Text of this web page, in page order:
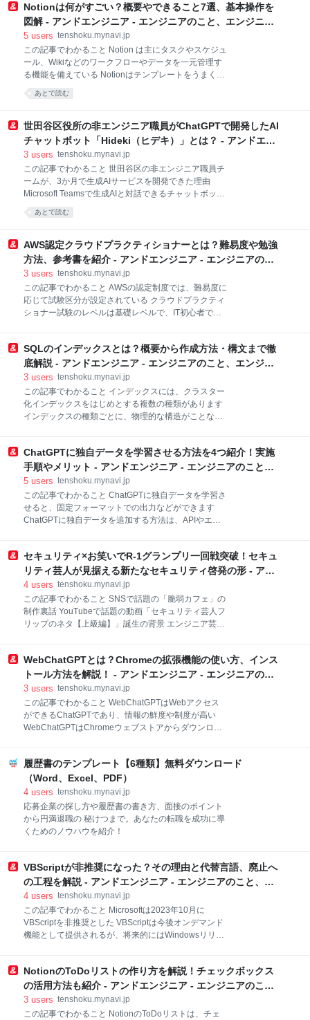
「長く働き続ける」とい
キュリティエンジニアに資格は必要か？ 2.セキュリテ
ィエンジニアの役割と仕事内容 2-1. セキュリティシス
テムの設計・実装 2-2. セキュリティ監視と脅威の対応
ィエンジニアにおすすめの資格8選 3-1. 情報セキュリ
ティマネジメント試験 3-2. CISCO技術者認定試験 3-3.
CompTIA Security+ 3-4. 情報処理安全確保支援士（登
録セキスペ） 3-5. CISM（Certified Infor
Notionは何がすごい？概要やできること7選、基本操作を
図解 - アンドエンジニア - エンジニアのこと、エンジニア
から。
5 users tenshoku.mynavi.jp
この記事でわかること Notion は主にタスクやスケジュ
ール、Wikiなどのワークフローやデータを一元管理す
る機能を備えている Notionはテンプレートをうまく活
用することで、できることが無限に広がる Notionは組
織や個人を問わず、タスクの管理や作業の効率化に有
Notionでできることとは？ 2-1. Notionの主な機能 2-2.
Notionの料金プラン 3. Notionのメリットとデメリット
3-1. Notionのデメリット 3-2. Notionのメリット 4.
クト管理 4-3. エンジニアリングWikiによる情報管理 4-
4. 議事録の作成・保管 4-5. ヘルプセンターの整備 4-6.
ドキュメント作成や管理 4-7. Notio
あとで読む
世田谷区役所の非エンジニア職員がChatGPTで開発したAI
チャットボット「Hideki（ヒデキ）」とは？ - アンドエン
ジニア - エンジニアのこと、エンジニアから。
3 users tenshoku.mynavi.jp
この記事でわかること 世田谷区の非エンジニア職員チ
ームが、3か月で生成AIサービスを開発できた理由
Microsoft Teamsで生成AIと対話できるチャットボット
を開発するまでの流れ 親しみやすいチャットボットの
キャラクター「Hideki」はどのように生まれたのか 世
生成AIによるチャットボット「Hideki」。区職員が通
常業務を兼務しながら、わずか3ヶ月という短期間で
全ての工程を完了させています。外部に作業を委託す
たのでしょうか。 本プロジェクトで直面した課題や運
用開始後の成果について、世田谷区 DX推進担当課の
井上翔さんに詳しく伺いました。記事の後半では、区
が誕生した背景についても紹介しています。 目次 1.
生成AIサービスを内
あとで読む
AWS認定クラウドプラクティショナーとは？難易度や勉強
方法、参考書を紹介 - アンドエンジニア - エンジニアのこ
と、エンジニアから。
3 users tenshoku.mynavi.jp
この記事でわかること AWSの認定制度では、難易度に
応じて試験区分が設定されている クラウドプラクティ
ショナー試験のレベルは基礎レベルで、IT初心者でも
きる企業選びなら、IT業界に精通した専任アドバイザ
ーのいるマイナビIT エージェントの利用をおすすめし
ます 【関連記事】AWS資格の難易度はどれくらい？内
容や初心者におすすめの勉強方法を解説 【関連記事】
AWS認定ソリューションアーキテクト-アソシエイト
とは？難易度と勉強方法を解説！ 【関連記事】AWS認
ラクティショナーとは 1-1. そもそもAWS認定とは 1-2.
AWS認定の想定スキルレベル 1-3. AWSのロール分類
とクラウドプ
SQLのインデックスとは？概要から作成方法・構文まで徹
底解説 - アンドエンジニア - エンジニアのこと、エンジニ
アから。
3 users tenshoku.mynavi.jp
この記事でわかること インデックスには、クラスター
化インデックスをはじめとする複数の種類があります
インデックスの種類ごとに、物理的な構造がことなり
クスとは？ 2. インデックスについて分かりやすく解説
2-1. SQLのインデックスの種類 2-2. インデックスの物
理的な構造について 3. インデックスを利用する目的 3-
1. パフォーマンスを向上させるため 3-2. データ検索が
より速くなる 4. SQLでのインデックス作成方法 4-1.
クラスター化インデックスの構文例 4-2. 非クラスター
ンデックスを使う際のポイント 5-1. SQL SELECTクエ
リの書きを
ChatGPTに独自データを学習させる方法を4つ紹介！実施
手順やメリット - アンドエンジニア - エンジニアのこと、
エンジニアから。
5 users tenshoku.mynavi.jp
この記事でわかること ChatGPTに独自データを学習さ
せると、固定フォーマットでの出力などができます
ChatGPTに独自データを追加する方法は、APIやエン
次 1. ChatGPTに独自データを学習させることは可能？
2. 独自データを学習させる目的について 2-1. 決まった
フォーマットで出力させたい 2-2. 特定の業界知識を追
加で学習させたい 3. ChatGPTに独自データを学習させ
る方法一覧 3-1. APIを利用する 3-2. プロンプト設計を
行う 3-3. ファインチューニング 3-4. エンべディングを
ChatGPTで独自データを学習すれば、業務を効率
セキュリティ×お笑いでR-1グランプリ一回戦突破！セキュ
リティ芸人が見据える新たなセキュリティ啓発の形 - アン
ドエンジニア - エンジニアのこと、エンジニアから。
4 users tenshoku.mynavi.jp
この記事でわかること SNSで話題の「脆弱カフェ」の
制作裏話 YouTubeで話題の動画「セキュリティ芸人フ
リップのネタ【上級編】」誕生の背景 エンジニア芸人
の動画「脆弱カフェ」。ロボットの店員がエラーで倒
れ、メンテナンスに入ってしまうなど、セキュリティ
にまつわるネタがエンジニアを中心に話題になってい
ます。動画を披露しているのは、「セキュリティ芸
人」のアスースン・オンラインさん。 YouTube動画で
も、「【セキュリティ芸人】本気ネタをセキュリティ
「アイドルのメンバーの名前がハッシュ値に」などの
ネタがエンジニアに刺さっています。 「セキュリティ
芸人」として活動しているアスースン・オンラ
WebChatGPTとは？Chromeの拡張機能の使い方、インス
トール方法を解説！ - アンドエンジニア - エンジニアのこ
と、エンジニアから。
3 users tenshoku.mynavi.jp
この記事でわかること WebChatGPTはWebアクセス
ができるChatGPTであり、情報の鮮度や制度が高い
WebChatGPTはChromeウェブストアからダウンロー
連続した会話には向かない 目次 1. WebChatGPTと
は？ 1-1. WebChatGPTの仕組み 1-2. WebChatGPTを
利用する際に注意すべきこと 2. WebChatGPTのメリ
ット、デメリット 2-1. WebChatGPTのメリット 2-2.
WebChatGPTのデメリット 3. WebChatGPTを使う 3-
1. WebChatGPTのインストール方法 3-2.
履歴書のテンプレート【6種類】無料ダウンロード
（Word、Excel、PDF）
4 users tenshoku.mynavi.jp
応募企業の探し方や履歴書の書き方、面接のポイント
から円満退職の 秘けつまで。あなたの転職を成功に導
くためのノウハウを紹介！
VBScriptが非推奨になった？その理由と代替言語、廃止へ
の工程を解説 - アンドエンジニア - エンジニアのこと、エ
ンジニアから。
4 users tenshoku.mynavi.jp
この記事でわかること Microsoftは2023年10月に
VBScriptを非推奨とした VBScriptは今後オンデマンド
機能として提供されるが、将来的にはWindowsリリー
が挙げられる 目次 1. MicrosoftがVBScriptを非推奨に
1-1. オンデマンド機能に切り替えられる 2. VBScriptが
非推奨になった理由とは 3. VBScriptとは 3-1. VBScript
はVisual Basicに近いスクリプト言語 3-2. Windows
NotionのToDoリストの作り方を解説！チェックボックス
の活用方法も紹介 - アンドエンジニア - エンジニアのこ
と、エンジニアから。
3 users tenshoku.mynavi.jp
この記事でわかること NotionのToDoリストは、チェ